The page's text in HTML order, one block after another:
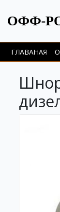
ОФФ-
ГЛАВАНАЯ